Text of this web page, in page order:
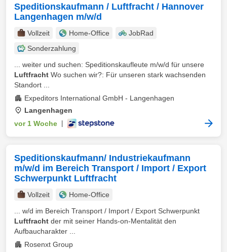
Speditionskaufmann / Luftfracht / Hannover
Langenhagen m/w/d
Vollzeit Home-Office
JobRad
Sonderzahlung
... weiter und suchen: Speditionskaufleute m/w/d für unsere
Luftfracht Wo suchen wir?: Für unseren stark wachsenden
Standort ...
Expeditors International GmbH - Langenhagen
Langenhagen
vor 1 Woche
Speditionskaufmann/ Industriekaufmann
m/w/d im Bereich Transport / Import / Export
Schwerpunkt Luftfracht
Vollzeit
Home-Office
... w/d im Bereich Transport / Import / Export Schwerpunkt
Luftfracht der mit seiner Hands-on-Mentalität den
Aufbaucharakter ...
Rosenxt Group